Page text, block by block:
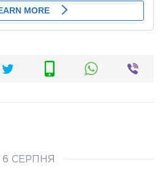
6 СЕРПНЯ